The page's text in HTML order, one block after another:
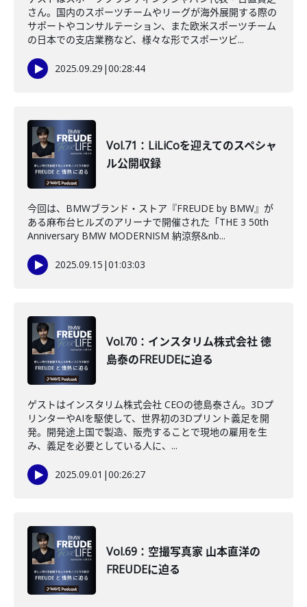
さん。国内のスポーツチームやリーグが海外展開する際の
サポートやコンサルテーション、また欧米スポーツチーム
の日本での支店業務など、様々な形でスポーツビ...
2025.09.29 |00:28:44
Vol.71：LiLiCoを迎えてのスペシャ
ル公開収録
今回は、BMWブランド・ストア『FREUDE by BMW』が
ある麻布台ヒルズのアリーナで開催された「THE 3 50th
Anniversary​ BMW MODERNISM 納涼祭&nb...
2025.09.15 |01:03:03
Vol.70：インスタリム株式会社 徳
島泰のFREUDEに迫る
ゲストはインスタリム株式会社 CEOの徳島泰さん。3Dプ
リンターやAIを駆使して、世界初の3Dプリント義足を開
発。開発途上国で製造、販売することで現地の雇用を生
み、義足を必要としている人に、...
2025.09.01 |00:26:27
Vol.69：空撮写真家 山本直洋の
FREUDEに迫る